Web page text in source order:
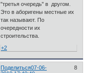
"третья очередь" в другом.
Это в аборигены местные их
так называют. По
очередности их
строительства.
+2
Поделиться 8
07-06-